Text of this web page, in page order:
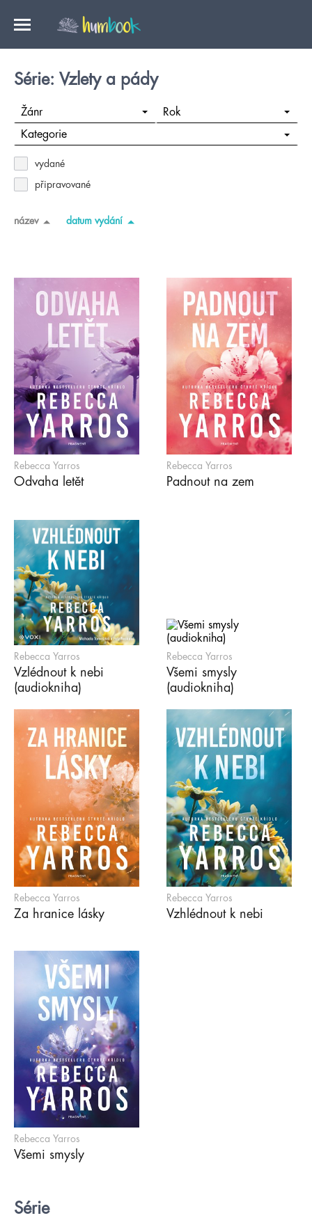
Série: Vzlety a pády
Žánr Rok
Kategorie
vydané
připravované
název datum vydání
Rebecca Yarros
Odvaha letět
Rebecca Yarros
Padnout na zem
Rebecca Yarros
Vzlédnout k nebi
(audiokniha)
Rebecca Yarros
Všemi smysly
(audiokniha)
Rebecca Yarros
Za hranice lásky
Rebecca Yarros
Vzhlédnout k nebi
Rebecca Yarros
Všemi smysly
Série